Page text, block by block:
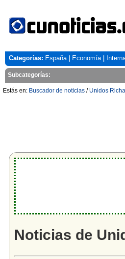
Categorías: España| Economía|
Subcategorías:
Estás en: Buscador de noticias / Unidos
Noticias de